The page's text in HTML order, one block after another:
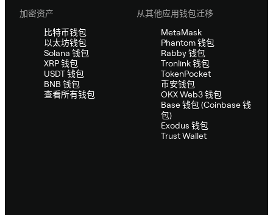
加密资产
比特币钱包
以太坊钱包
Solana 钱包
XRP 钱包
USDT 钱包
BNB 钱包
查看所有钱包
从其他应用钱包迁移
MetaMask
Phantom 钱包
Rabby 钱包
Tronlink 钱包
TokenPocket
币安钱包
OKX Web3 钱包
Base 钱包 (Coinbase 钱
包)
Exodus 钱包
Trust Wallet